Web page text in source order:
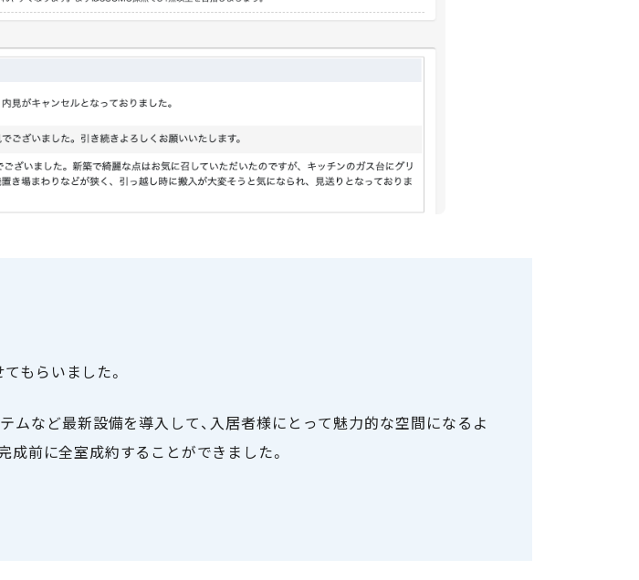
もらいました。
ムなど最新設備を導入して、入居者様にとって魅力的な空間になるよ
成前に全室成約することができました。